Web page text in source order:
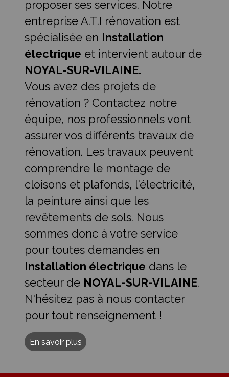
proposer ses services. Notre
entreprise A.T.I rénovation est
spécialisée en Installation
électrique et intervient autour de
NOYAL-SUR-VILAINE.
Vous avez des projets de
rénovation ? Contactez notre
équipe, nos professionnels vont
assurer vos différents travaux de
rénovation. Les travaux peuvent
comprendre le montage de
cloisons et plafonds, l'électricité,
la peinture ainsi que les
revêtements de sols. Nous
sommes donc à votre service
pour toutes demandes en
Installation électrique dans le
secteur de NOYAL-SUR-VILAINE.
N'hésitez pas à nous contacter
pour tout renseignement !
En savoir plus